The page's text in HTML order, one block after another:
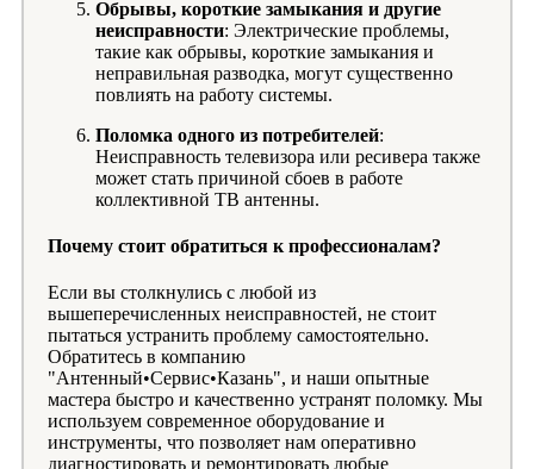
Обрывы, короткие замыкания и другие
неисправности: Электрические проблемы,
такие как обрывы, короткие замыкания и
неправильная разводка, могут существенно
повлиять на работу системы.
Поломка одного из потребителей:
Неисправность телевизора или ресивера также
может стать причиной сбоев в работе
коллективной ТВ антенны.
Почему стоит обратиться к профессионалам?
Если вы столкнулись с любой из
вышеперечисленных неисправностей, не стоит
пытаться устранить проблему самостоятельно.
Обратитесь в компанию
"Антенный•Сервис•Казань", и наши опытные
мастера быстро и качественно устранят поломку. Мы
используем современное оборудование и
инструменты, что позволяет нам оперативно
диагностировать и ремонтировать любые